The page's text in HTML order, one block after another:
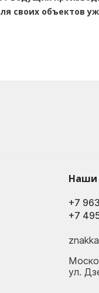
своих объектов
Наши
+7
+7
ул.